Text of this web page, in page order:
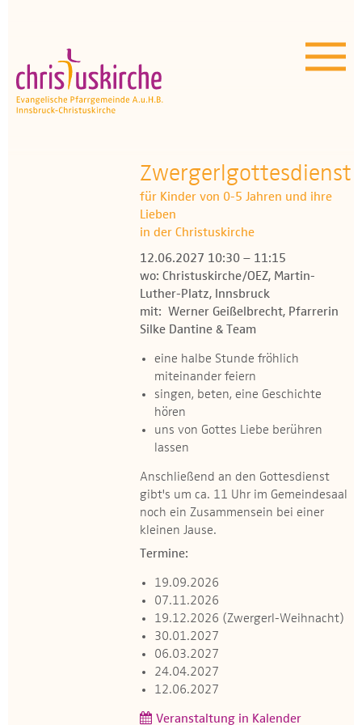
Unser Angebot
OEZ
Wissenswertes
Medien
Kontakt
Zwergerlgottesdienst
für Kinder von 0-5 Jahren und ihre
Lieben
in der Christuskirche
12.06.2027 10:30 – 11:15
wo: Christuskirche/OEZ, Martin-
Luther-Platz, Innsbruck
mit: Werner Geißelbrecht, Pfarrerin
Silke Dantine & Team
eine halbe Stunde fröhlich
miteinander feiern
singen, beten, eine Geschichte
hören
uns von Gottes Liebe berühren
lassen
Anschließend an den Gottesdienst
gibt's um ca. 11 Uhr im Gemeindesaal
noch ein Zusammensein bei einer
kleinen Jause.
Termine:
19.09.2026
07.11.2026
19.12.2026 (Zwergerl-Weihnacht)
30.01.2027
06.03.2027
24.04.2027
12.06.2027
Veranstaltung in Kalender